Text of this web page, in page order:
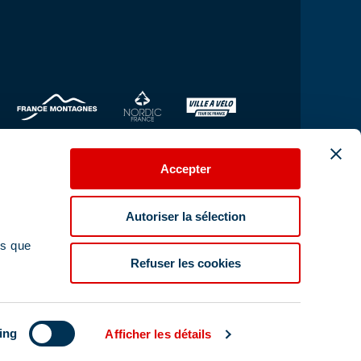
que
Afficher les détails
Accepter
Autoriser la sélection
Refuser les cookies